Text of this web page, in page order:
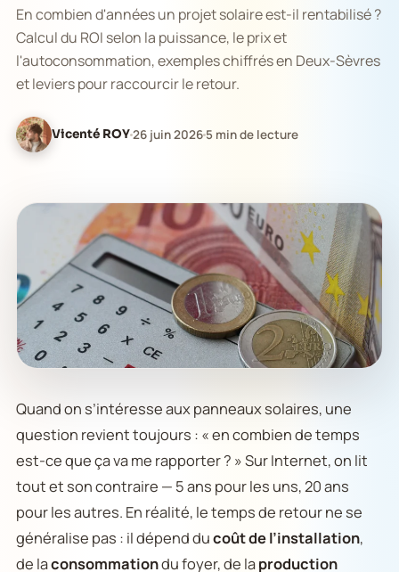
En combien d'années un projet solaire est-il rentabilisé ?
Calcul du ROI selon la puissance, le prix et
l'autoconsommation, exemples chiffrés en Deux-Sèvres
et leviers pour raccourcir le retour.
Vicenté ROY26 juin 2026 5 min de lecture
Quand on s’intéresse aux panneaux solaires, une
question revient toujours : « en combien de temps
est-ce que ça va me rapporter ? » Sur Internet, on lit
tout et son contraire — 5 ans pour les uns, 20 ans
pour les autres. En réalité, le temps de retour ne se
généralise pas : il dépend ducoût de l’installation,
de laconsommationdu foyer, de laproduction